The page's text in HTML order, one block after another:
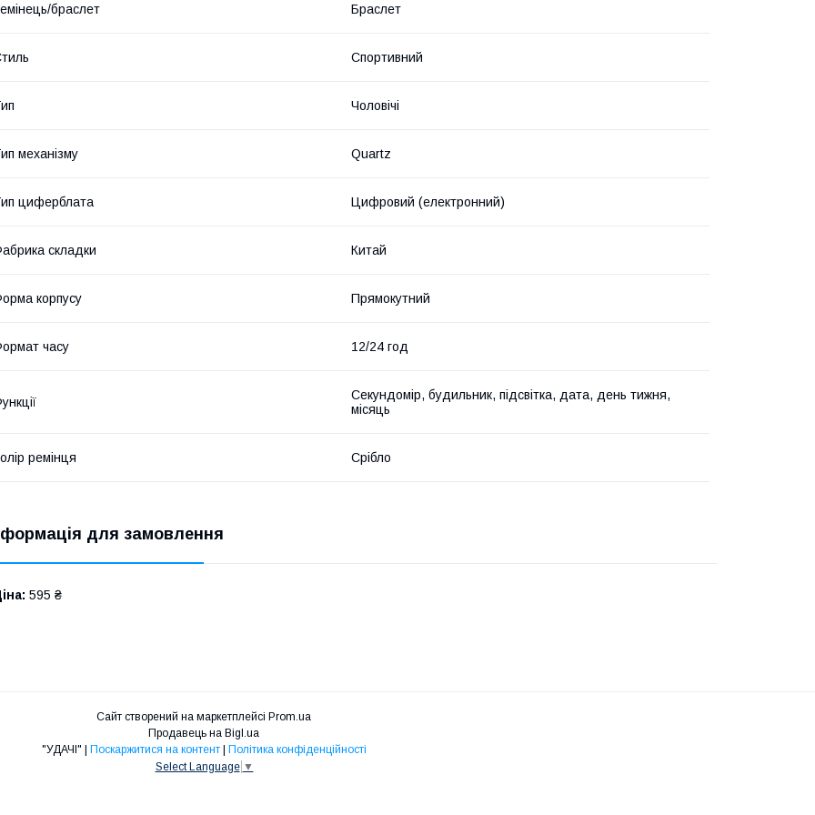
браслет Браслет
Спортивний
Чоловічі
механізму Quartz
циферблата Цифровий (електронний)
складки Китай
корпусу Прямокутний
часу 12/24 год
Секундомір, будильник, підсвітка, дата, день тижня,
місяць
ремінця Срібло
для замовлення
595 ₴
Сайт створений на маркетплейсі Prom.ua
Продавець на Bigl.ua
"УДАЧІ" | Поскаржитися на контент | Політика конфіденційності
Select Language ▼